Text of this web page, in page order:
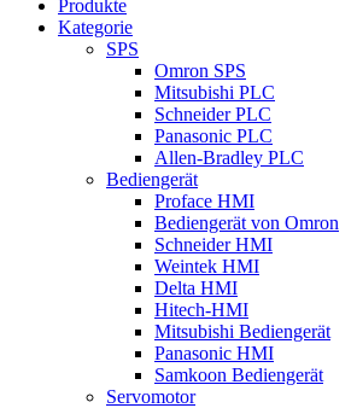
Produkte
Kategorie
SPS
Omron SPS
Mitsubishi PLC
Schneider PLC
Panasonic PLC
Allen-Bradley PLC
Bediengerät
Proface HMI
Bediengerät von Omron
Schneider HMI
Weintek HMI
Delta HMI
Hitech-HMI
Mitsubishi Bediengerät
Panasonic HMI
Samkoon Bediengerät
Servomotor